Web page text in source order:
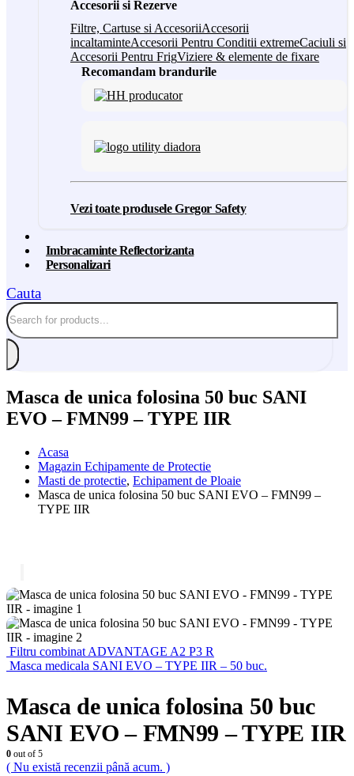
Accesorii si Rezerve
Filtre, Cartuse si AccesoriiAccesorii
incaltaminteAccesorii Pentru Conditii extremeCaciuli si
Accesorii Pentru FrigViziere & elemente de fixare
Recomandam brandurile
Vezi toate produsele Gregor Safety
Imbracaminte Reflectorizanta
Personalizari
Cauta
Masca de unica folosina 50 buc SANI
EVO – FMN99 – TYPE IIR
Acasa
Magazin Echipamente de Protectie
Masti de protectie, Echipament de Ploaie
Masca de unica folosina 50 buc SANI EVO – FMN99 –
TYPE IIR
Filtru combinat ADVANTAGE A2 P3 R
Masca medicala SANI EVO – TYPE IIR – 50 buc.
Masca de unica folosina 50 buc
SANI EVO – FMN99 – TYPE IIR
0 out of 5
( Nu există recenzii până acum. )